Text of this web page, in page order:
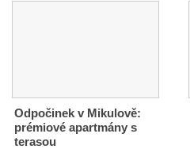
Odpočinek v Mikulově:
prémiové apartmány s
terasou